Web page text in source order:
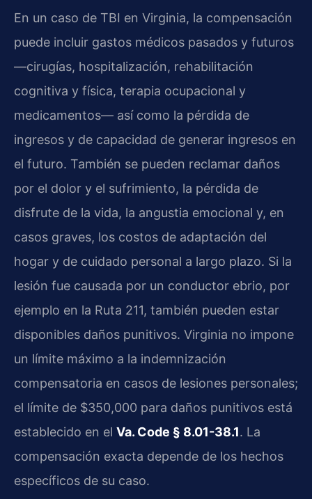
En un caso de TBI en Virginia, la compensación
puede incluir gastos médicos pasados y futuros
—cirugías, hospitalización, rehabilitación
cognitiva y física, terapia ocupacional y
medicamentos— así como la pérdida de
ingresos y de capacidad de generar ingresos en
el futuro. También se pueden reclamar daños
por el dolor y el sufrimiento, la pérdida de
disfrute de la vida, la angustia emocional y, en
casos graves, los costos de adaptación del
hogar y de cuidado personal a largo plazo. Si la
lesión fue causada por un conductor ebrio, por
ejemplo en la Ruta 211, también pueden estar
disponibles daños punitivos. Virginia no impone
un límite máximo a la indemnización
compensatoria en casos de lesiones personales;
el límite de $350,000 para daños punitivos está
establecido en el Va. Code § 8.01-38.1. La
compensación exacta depende de los hechos
específicos de su caso.